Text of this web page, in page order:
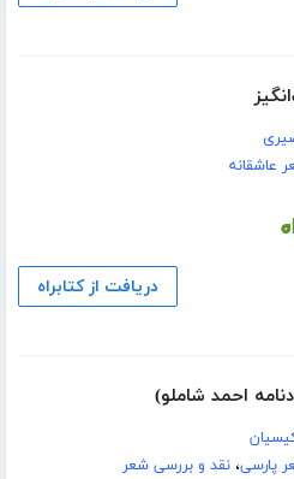
عاشقانه
دریافت از کتابراه
احمد شاملو)
پارسی،نقد و بررسی شعر